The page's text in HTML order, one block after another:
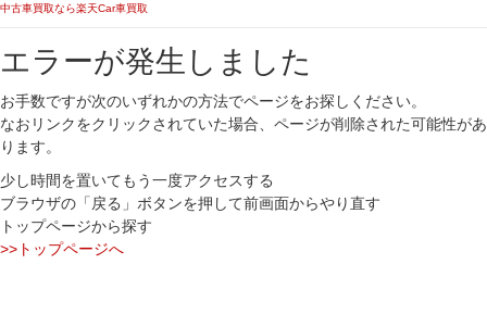
中古車買取なら楽天Car車買取
エラーが発生しました
お手数ですが次のいずれかの方法でページをお探しください。
なおリンクをクリックされていた場合、ページが削除された可能性があ
ります。
少し時間を置いてもう一度アクセスする
ブラウザの「戻る」ボタンを押して前画面からやり直す
トップページから探す
>>トップページへ